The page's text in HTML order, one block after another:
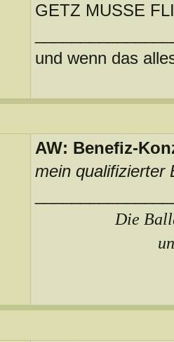
GETZ MUSSE
und wenn das
AW: Benefiz-
mein qualifizierter
Die